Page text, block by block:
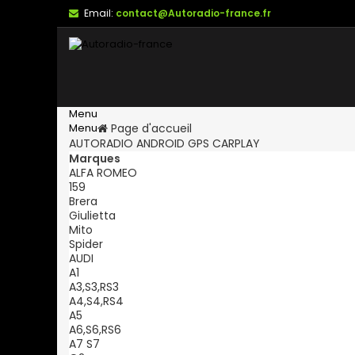
Email: contact@Autoradio-france.fr
Menu
Menu
Page d'accueil
AUTORADIO ANDROID GPS CARPLAY
Marques
ALFA ROMEO
159
Brera
Giulietta
Mito
Spider
AUDI
A1
A3,S3,RS3
A4,S4,RS4
A5
A6,S6,RS6
A7 S7